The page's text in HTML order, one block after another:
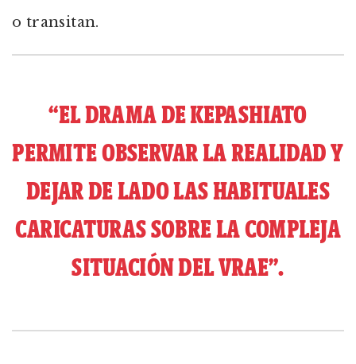
o transitan.
“EL DRAMA DE KEPASHIATO
PERMITE OBSERVAR LA REALIDAD Y
DEJAR DE LADO LAS HABITUALES
CARICATURAS SOBRE LA COMPLEJA
SITUACIÓN DEL VRAE”.